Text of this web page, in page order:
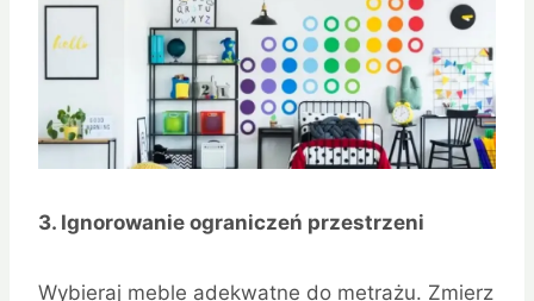
3. Ignorowanie ograniczeń przestrzeni
Wybieraj meble adekwatne do metrażu. Zmierz